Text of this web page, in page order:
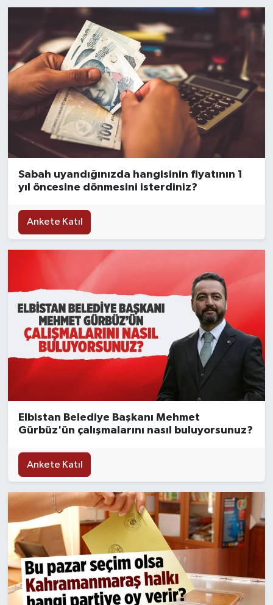
Sabah uyandığınızda hangisinin fiyatının 1
yıl öncesine dönmesini isterdiniz?
Ankete Katıl
Elbistan Belediye Başkanı Mehmet
Gürbüz'ün çalışmalarını nasıl buluyorsunuz?
Ankete Katıl